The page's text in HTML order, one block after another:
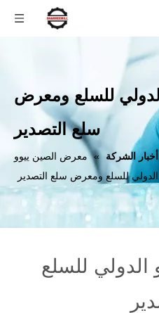
للسلع ومعرض
سلع التصدير
أخبار الشركة » معرض الصين ييوو
الدولي للسلع ومعرض سلع التصدير
للسلع